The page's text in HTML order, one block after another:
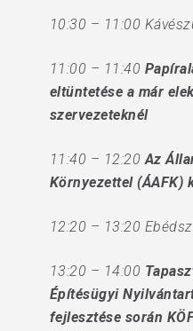
10:30 – 11:00
11:00 – 11:40
eltüntetése a már
szervezeteknél
11:40 – 12:20Az
Környezettel (ÁAFK)
12:20 – 13:20
13:20 – 14:00
Építésügyi
fejlesztése során